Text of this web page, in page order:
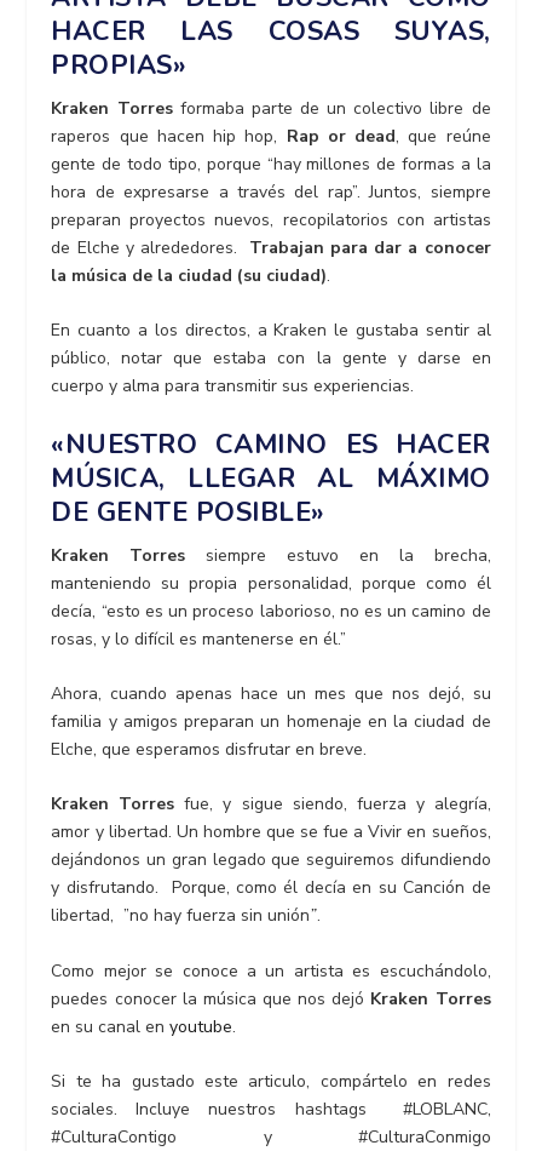
HACER LAS COSAS SUYAS,
PROPIAS»
Kraken Torresformaba parte de un colectivo libre de
raperos que hacen hip hop, Rap or dead, que reúne
gente de todo tipo, porque “hay millones de formas a la
hora de expresarse a través del rap”. Juntos, siempre
preparan proyectos nuevos, recopilatorios con artistas
de Elche y alrededores. Trabajan para dar a conocer
la música de la ciudad (su ciudad).
En cuanto a los directos, a Kraken le gustaba sentir al
público, notar que estaba con la gente y darse en
cuerpo y alma para transmitir sus experiencias.
«NUESTRO CAMINO ES HACER
MÚSICA, LLEGAR AL MÁXIMO
DE GENTE POSIBLE»
Kraken Torres siempre estuvo en la brecha,
manteniendo su propia personalidad, porque como él
decía, “esto es un proceso laborioso, no es un camino de
rosas, y lo difícil es mantenerse en él.”
Ahora, cuando apenas hace un mes que nos dejó, su
familia y amigos preparan un homenaje en la ciudad de
Elche, que esperamos disfrutar en breve.
Kraken Torres fue, y sigue siendo, fuerza y alegría,
amor y libertad. Un hombre que se fue a Vivir en sueños,
dejándonos un gran legado que seguiremos difundiendo
y disfrutando. Porque, como él decía en su Canción de
libertad, ”no hay fuerza sin unión”.
Como mejor se conoce a un artista es escuchándolo,
puedes conocer la música que nos dejó Kraken Torres
en su canal enyoutube.
Si te ha gustado este articulo, compártelo en redes
sociales. Incluye nuestros hashtags #LOBLANC,
#CulturaContigo y #CulturaConmigo